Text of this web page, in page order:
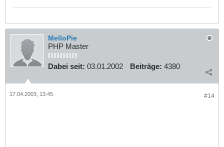
MelloPie
PHP Master
Dabei seit: 03.01.2002 Beiträge: 4380
#14
17.04.2003, 13:45